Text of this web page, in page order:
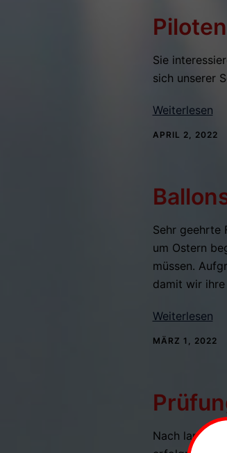
Sie
sich unserer
Weiterlesen
APRIL 2, 2022
Sehr geehrte
um Ostern
müssen.
damit wir
Weiterlesen
MÄRZ 1, 2022
Nach langer